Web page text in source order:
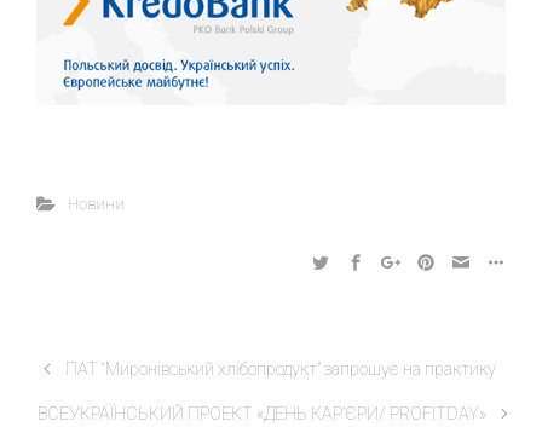
Новини
ПАТ “Миронівський хлібопродукт” запрошує на практику
ВСЕУКРАЇНСЬКИЙ ПРОЕКТ «ДЕНЬ КАР’ЄРИ/ PROFITDAY»